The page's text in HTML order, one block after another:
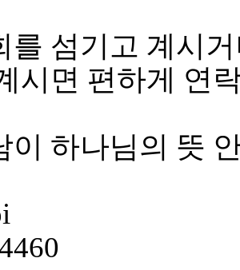
를 섬기고 계시
시면 편하게 연
이 하나님의 뜻